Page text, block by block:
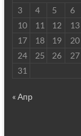
3
4 5 6
10
11 12 13
17
18 19 20
24
25 26 27
31
« Апр